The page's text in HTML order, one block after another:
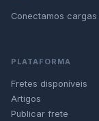
Conectamos
PLATAFORMA
Fretes disponíveis
Artigos
Publicar frete